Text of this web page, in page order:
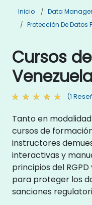
Inicio
Data
Protección De Datos
Cursos
(1
Tanto en
cursos de
instructores
interactivas y
principios del
para proteger los
sanciones